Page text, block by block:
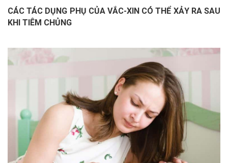
CÁC TÁC DỤNG PHỤ CỦA VẮC-XIN CÓ THỂ XẢY RA SAU
KHI TIÊM CHỦNG